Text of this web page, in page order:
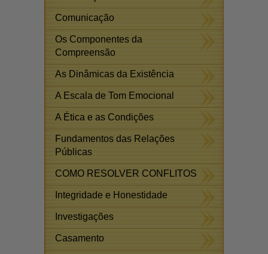
Comunicação
Os Componentes da
Compreensão
As Dinâmicas da Existência
A Escala de Tom Emocional
A Ética e as Condições
Fundamentos das Relações
Públicas
COMO RESOLVER CONFLITOS
Integridade e Honestidade
Investigações
Casamento